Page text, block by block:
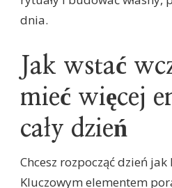
dnia.
Jak wstać
mieć więcej
cały dzień
Chcesz rozpocząć dzień
Kluczowym elementem